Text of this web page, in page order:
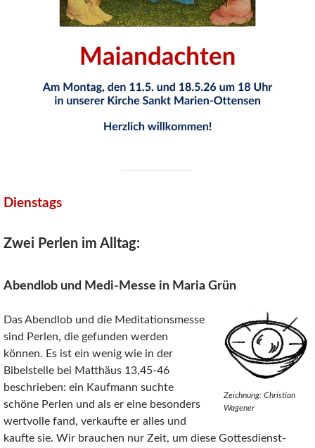
Dienstags
Zwei Perlen im Alltag:
Abendlob und Medi-Messe in Maria Grün
Zeichnung: Christian
Wagener
Das Abendlob und die Meditationsmesse
sind Perlen, die gefunden werden
können. Es ist ein wenig wie in der
Bibelstelle bei Matthäus 13,45‐46
beschrieben: ein Kaufmann suchte
schöne Perlen und als er eine besonders
wertvolle fand, verkaufte er alles und
kaufte sie. Wir brauchen nur Zeit, um diese Gottesdienst‐